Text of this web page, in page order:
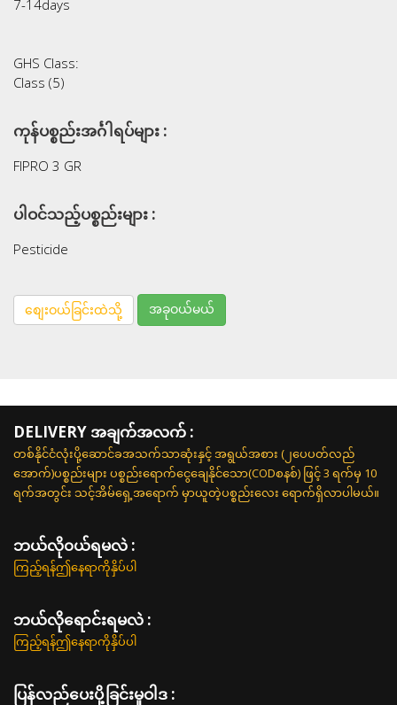
7-14days
GHS Class:
Class (5)
ကုန်ပစ္စည်းအင်္ဂါရပ်များ :
FIPRO 3 GR
ပါဝင်သည့်ပစ္စည်းများ :
Pesticide
စျေးဝယ်ခြင်းထဲသို့ အခုဝယ်မယ်
DELIVERY အချက်အလက် :
တစ်နိုင်ငံလုံးပို့ဆောင်ခအသက်သာဆုံးနှင့် အရွယ်အစား (၂ပေပတ်လည်
အောက်)ပစ္စည်းများ ပစ္စည်းရောက်ငွေချေနိုင်သော(CODစနစ်) ဖြင့် 3 ရက်မှ 10
ရက်အတွင်း သင့်အိမ်ရှေ့အရောက် မှာယူတဲ့ပစ္စည်းလေး ရောက်ရှိလာပါမယ်။
ဘယ်လို၀ယ်ရမလဲ :
ကြည့်ရန်ဤနေရာကိုနှိပ်ပါ
ဘယ်လိုရောင်းရမလဲ :
ကြည့်ရန်ဤနေရာကိုနှိပ်ပါ
ပြန်လည်ပေးပို့ခြင်းမူဝါဒ :